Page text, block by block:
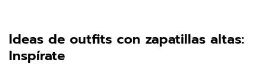
Ideas de outfits con zapatillas altas:
Inspírate